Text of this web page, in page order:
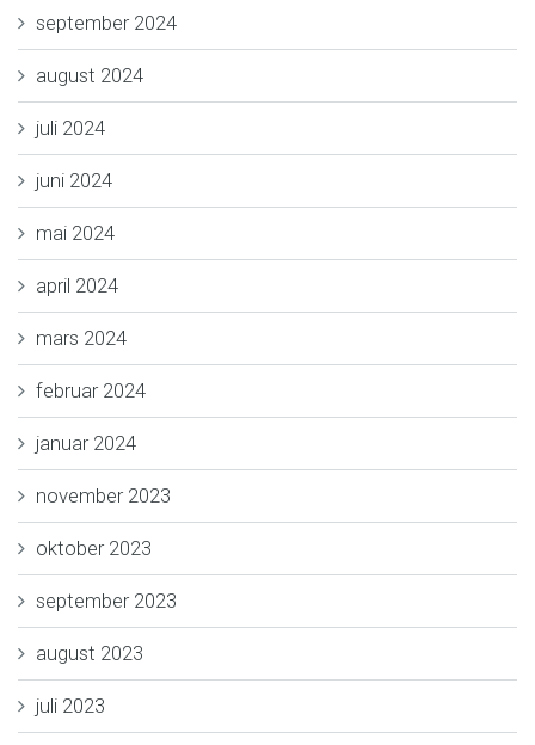
september 2024
august 2024
juli 2024
juni 2024
mai 2024
april 2024
mars 2024
februar 2024
januar 2024
november 2023
oktober 2023
september 2023
august 2023
juli 2023